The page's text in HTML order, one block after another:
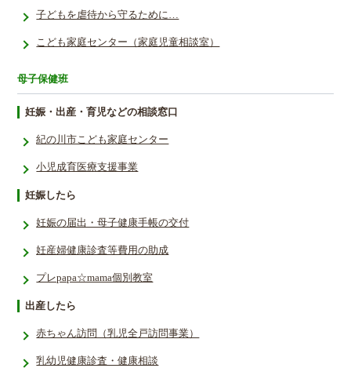
子どもを虐待から守るために…
こども家庭センター（家庭児童相談室）
母子保健班
妊娠・出産・育児などの相談窓口
紀の川市こども家庭センター
小児成育医療支援事業
妊娠したら
妊娠の届出・母子健康手帳の交付
妊産婦健康診査等費用の助成
プレpapa☆mama個別教室
出産したら
赤ちゃん訪問（乳児全戸訪問事業）
乳幼児健康診査・健康相談